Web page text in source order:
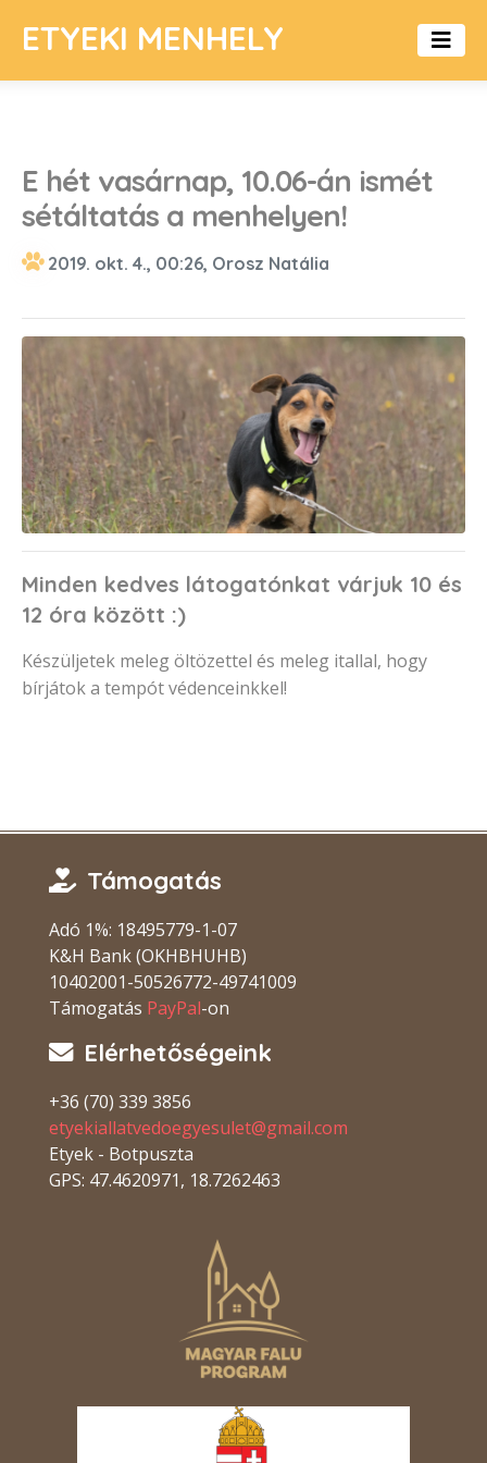
ETYEKI MENHELY
E hét vasárnap, 10.06-án ismét
sétáltatás a menhelyen!
2019. okt. 4., 00:26, Orosz Natália
Minden kedves látogatónkat várjuk 10 és
12 óra között :)
Készüljetek meleg öltözettel és meleg itallal, hogy
bírjátok a tempót védenceinkkel!
Támogatás
Adó 1%: 18495779-1-07
K&H Bank (OKHBHUHB)
10402001-50526772-49741009
Támogatás PayPal-on
Elérhetőségeink
+36 (70) 339 3856
etyekiallatvedoegyesulet@gmail.com
Etyek - Botpuszta
GPS: 47.4620971, 18.7262463